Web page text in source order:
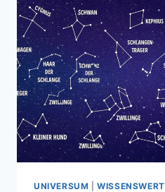
UNIVERSUM |